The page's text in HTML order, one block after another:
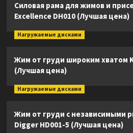
Силовая рама для жимов и
Excellence DH010 (Лучшая цена)
Нагружаемые дисками
Жим от груди широким хватом
(Лучшая цена)
Нагружаемые дисками
Жим от груди с независимыми
Digger HD001-5 (Лучшая цена)